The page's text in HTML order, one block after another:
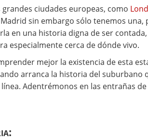
grandes ciudades europeas, como
Madrid sin embargo sólo tenemos
en una historia digna de ser
especialmente cerca de dónde vivo.
mejor la existencia de esta
arranca la historia del
Adentrémonos en las entrañas